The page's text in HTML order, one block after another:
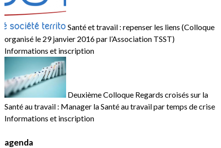
Santé et travail : repenser les liens (Colloque
organisé le 29 janvier 2016 par l’Association TSST)
Informations et inscription
Deuxième Colloque Regards croisés sur la
Santé au travail : Manager la Santé au travail par temps de crise
Informations et inscription
agenda